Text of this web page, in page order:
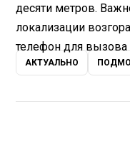
десяти метров.
локализации
телефон для
АКТУАЛЬНО